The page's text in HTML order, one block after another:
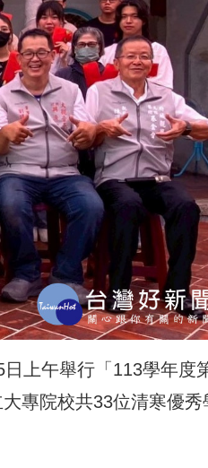
上午舉行「113學年度
專院校共33位清寒優秀